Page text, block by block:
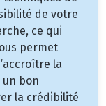
de votre
ce qui
permet
la
bon
la crédibilité